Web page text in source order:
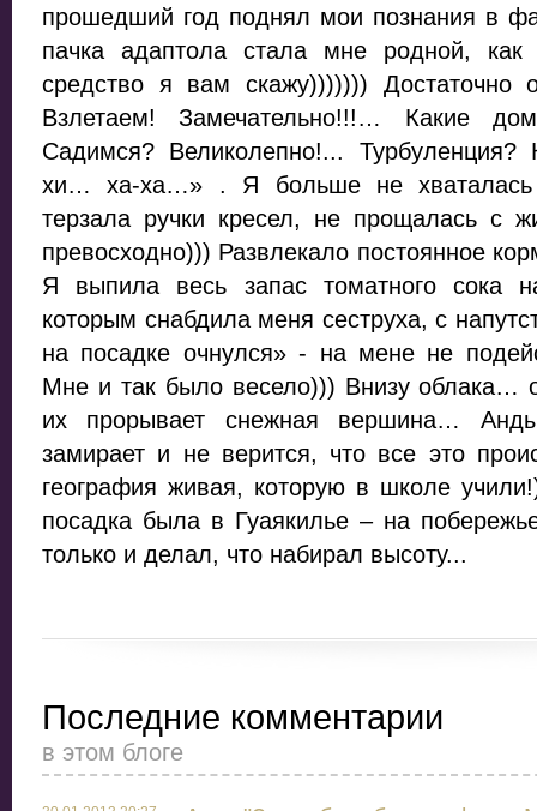
прошедший год поднял мои познания в
пачка адаптола стала мне родной,
средство я вам скажу)))))))
Взлетаем! Замечательно!!!… Какие
Садимся? Великолепно!...
хи… ха-ха…» . Я больше не
терзала ручки кресел, не прощалась с
превосходно))) Развлекало постоянное
Я выпила весь запас томатного сока
которым снабдила меня сеструха, с
на посадке очнулся» - на мене не
Мне и так было весело))) Внизу облака…
их прорывает снежная вершина…
замирает и не верится, что все это
география живая, которую в школе
посадка была в Гуаякилье – на
только и делал, что набирал высоту...
Последние комментарии
в этом блоге